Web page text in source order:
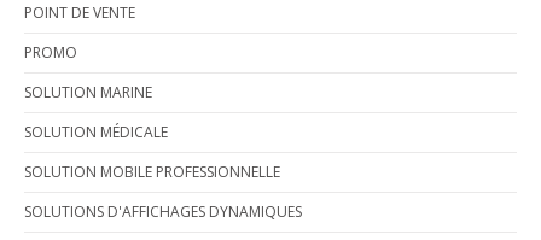
POINT DE VENTE
PROMO
SOLUTION MARINE
SOLUTION MÉDICALE
SOLUTION MOBILE PROFESSIONNELLE
SOLUTIONS D'AFFICHAGES DYNAMIQUES